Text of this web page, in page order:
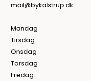
mail@bykalstrup.dk
Mandag
Tirsdag
Onsdag
Torsdag
Fredag